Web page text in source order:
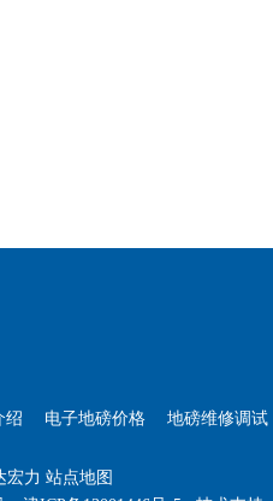
绍 电子地磅价格
地磅维修调试
宏力 站点地图